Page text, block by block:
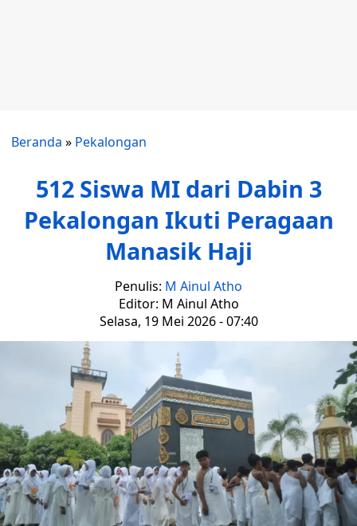
Beranda » Pekalongan
512 Siswa MI dari Dabin 3
Pekalongan Ikuti Peragaan
Manasik Haji
Penulis: M Ainul Atho
Editor: M Ainul Atho
Selasa, 19 Mei 2026 - 07:40